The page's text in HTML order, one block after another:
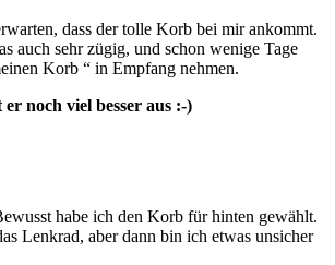
dass der tolle Korb bei mir ankommt.
auch sehr zügig, und schon wenige Tage
Korb “ in Empfang nehmen.
noch viel besser aus :-)
habe ich den Korb für hinten gewählt.
Lenkrad, aber dann bin ich etwas unsicher